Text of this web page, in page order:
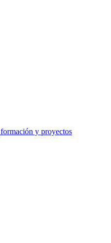
y proyectos